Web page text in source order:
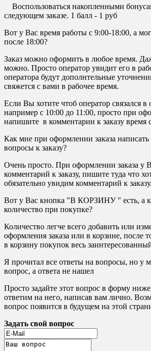
Воспользоваться накопленными
следующем заказе. 1 балл - 1 руб
Вот у Вас время работы с 9:00-18:00, а
после 18:00?
Заказ можно оформить в любое время.
можно. Просто оператор увидит его в
оператора будут дополнтельные
свяжется с вами в рабочее время.
Если Вы хотите чтоб оператор связался в
например с 10:00 до 11:00, просто при
напишите в комментарии к заказу время
Как мне при оформлении заказа написать
вопросы к заказу?
Очень просто. При оформлении заказа у
комментарий к заказу, пишите туда что
обязательно увидим комментарий к заказу.
Вот у Вас кнопка "В КОРЗИНУ " есть, а
количество при покупке?
Количество легче всего добавить или
оформления заказа или в корзине, после
в корзину покупок весь
Я прочитал все ответы на вопросы, но у
вопрос, а ответа не нашел
Просто задайте этот вопрос в форму
ответим на него, написав вам лично.
вопрос появится в будущем на этой
Задать свой вопрос